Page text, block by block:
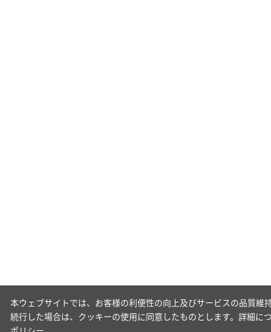
本ウェブサイトでは、お客様の利便性の向上及びサービスの品質
続行した場合は、クッキーの使用に同意したものとします。詳細